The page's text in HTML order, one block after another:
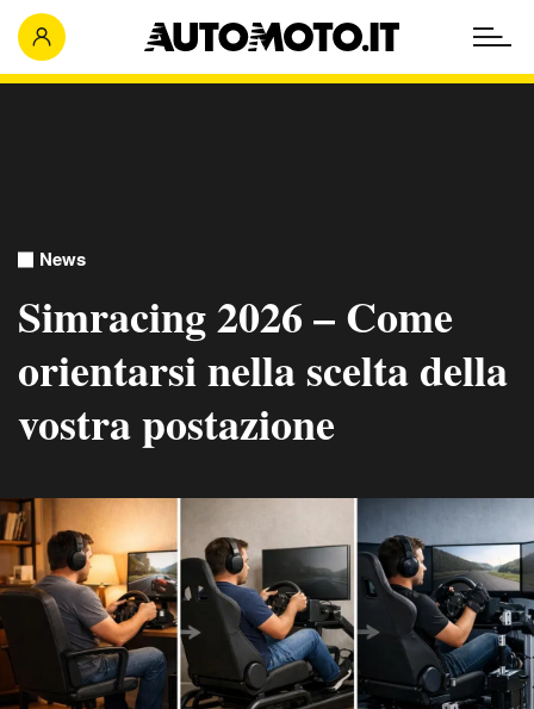
News
Simracing 2026 – Come
orientarsi nella scelta della
vostra postazione